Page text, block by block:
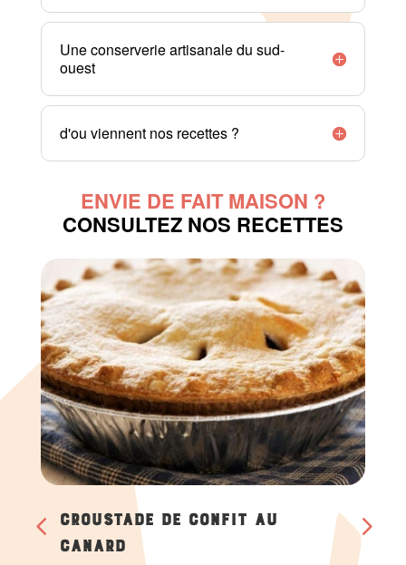
Une conserverie artisanale du sud-
ouest
d'ou viennent nos recettes ?
ENVIE DE FAIT MAISON ?
CONSULTEZ NOS RECETTES
CROUSTADE DE CONFIT AU
CANARD